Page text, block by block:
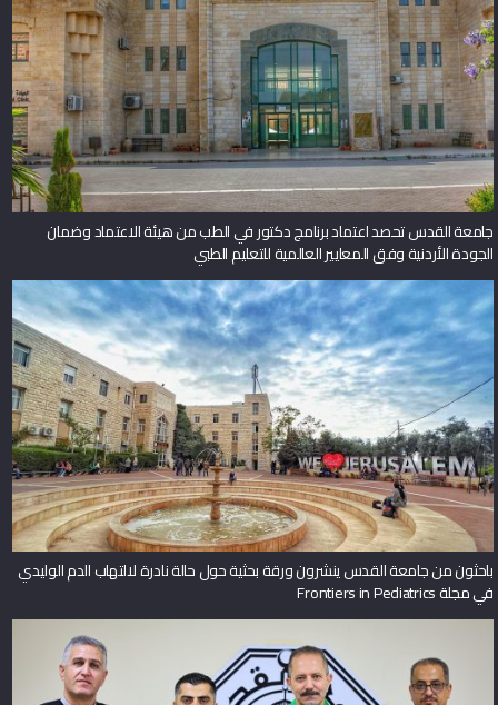
جامعة القدس تحصد اعتماد برنامج دكتور في الطب من هيئة الاعتماد وضمان
الجودة الأردنية وفق المعايير العالمية للتعليم الطبي
باحثون من جامعة القدس ينشرون ورقة بحثية حول حالة نادرة لالتهاب الدم الوليدي
في مجلة Frontiers in Pediatrics